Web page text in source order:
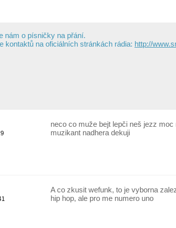
nám o písničky na přání.
kontaktů na oficiálních stránkách rádia: http://
neco co muže bejt lepči neš jezz
muzikant nadhera dekuji
A co zkusit wefunk, to je vyborna
hip hop, ale pro me numero uno